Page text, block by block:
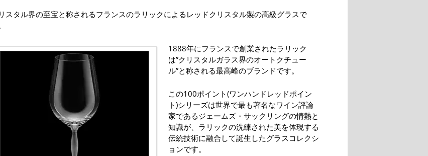
スタル界の至宝と称されるフランスのラリックによるレッドクリスタル製の高級グラスで
1888年にフランスで創業されたラリック
は”クリスタルガラス界のオートクチュー
ル”と称される最高峰のブランドです。
この100ポイント(ワンハンドレッドポイン
ト)シリーズは世界で最も著名なワイン評論
家であるジェームズ・サックリングの情熱と
知識が、ラリックの洗練された美を体現する
伝統技術に融合して誕生したグラスコレクシ
ョンです。